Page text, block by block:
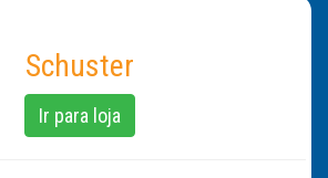
Schuster
Ir para loja